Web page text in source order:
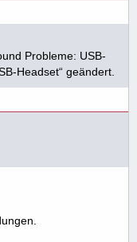
Probleme: USB-
Headset“ geändert.